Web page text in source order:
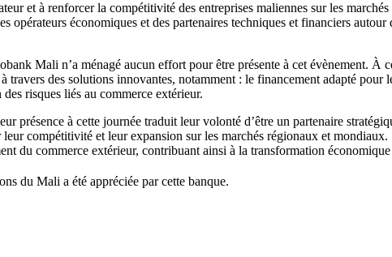
et à renforcer la compétitivité des entreprises maliennes sur les
opérateurs économiques et des partenaires techniques et financiers
Mali n’a ménagé aucun effort pour être présente à cet évènement.
travers des solutions innovantes, notamment : le financement adapté
risques liés au commerce extérieur.
à cette journée traduit leur volonté d’être un partenaire
compétitivité et leur expansion sur les marchés régionaux et
du commerce extérieur, contribuant ainsi à la transformation
du Mali a été appréciée par cette banque.